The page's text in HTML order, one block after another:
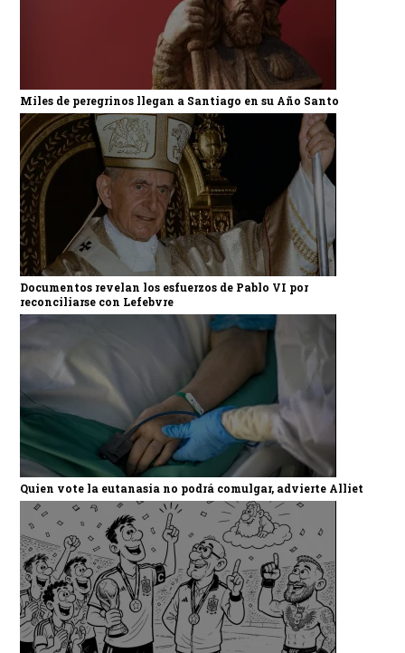
Miles de peregrinos llegan a Santiago en su Año Santo
Documentos revelan los esfuerzos de Pablo VI por
reconciliarse con Lefebvre
Quien vote la eutanasia no podrá comulgar, advierte Alliet